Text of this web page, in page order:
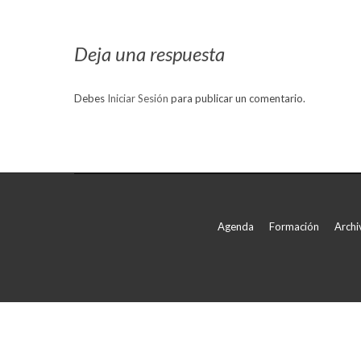
Deja una respuesta
Debes Iniciar Sesión para publicar un comentario.
Agenda Formación